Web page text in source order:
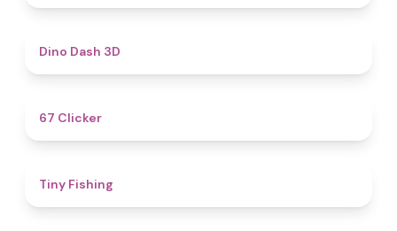
Dino Dash 3D
67 Clicker
Tiny Fishing